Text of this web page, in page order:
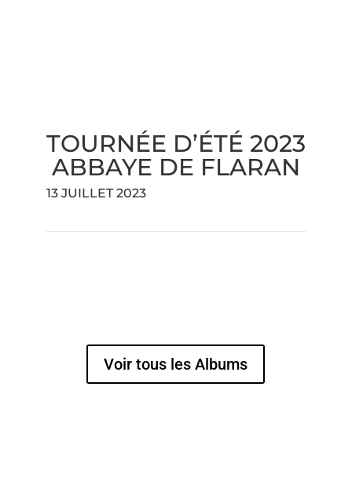
TOURNÉE D’ÉTÉ 2023
ABBAYE DE FLARAN
13 JUILLET 2023
Voir tous les Albums